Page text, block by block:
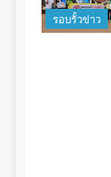
รอบรั้วข่าว